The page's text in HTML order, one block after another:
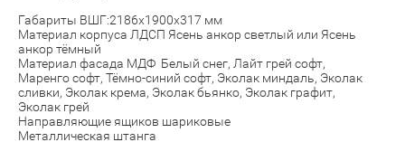
Габариты ВШГ:2186х1900х317 мм
Материал корпуса ЛДСП Ясень анкор светлый или Ясень
анкор тёмный
Материал фасада МДФ Белый снег, Лайт грей софт,
Маренго софт, Тёмно-синий софт, Эколак миндаль, Эколак
сливки, Эколак крема, Эколак бьянко, Эколак графит,
Эколак грей
Направляющие ящиков шариковые
Металлическая штанга